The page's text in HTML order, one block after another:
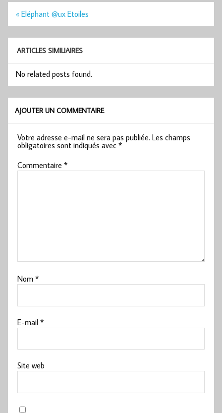
Navigation
l’article
« Eléphant @ux Etoiles
ARTICLES SIMILIAIRES
No related posts found.
AJOUTER UN COMMENTAIRE
Votre adresse e-mail ne sera pas publiée. Les champs
obligatoires sont indiqués avec*
Commentaire*
Nom*
E-mail*
Site web